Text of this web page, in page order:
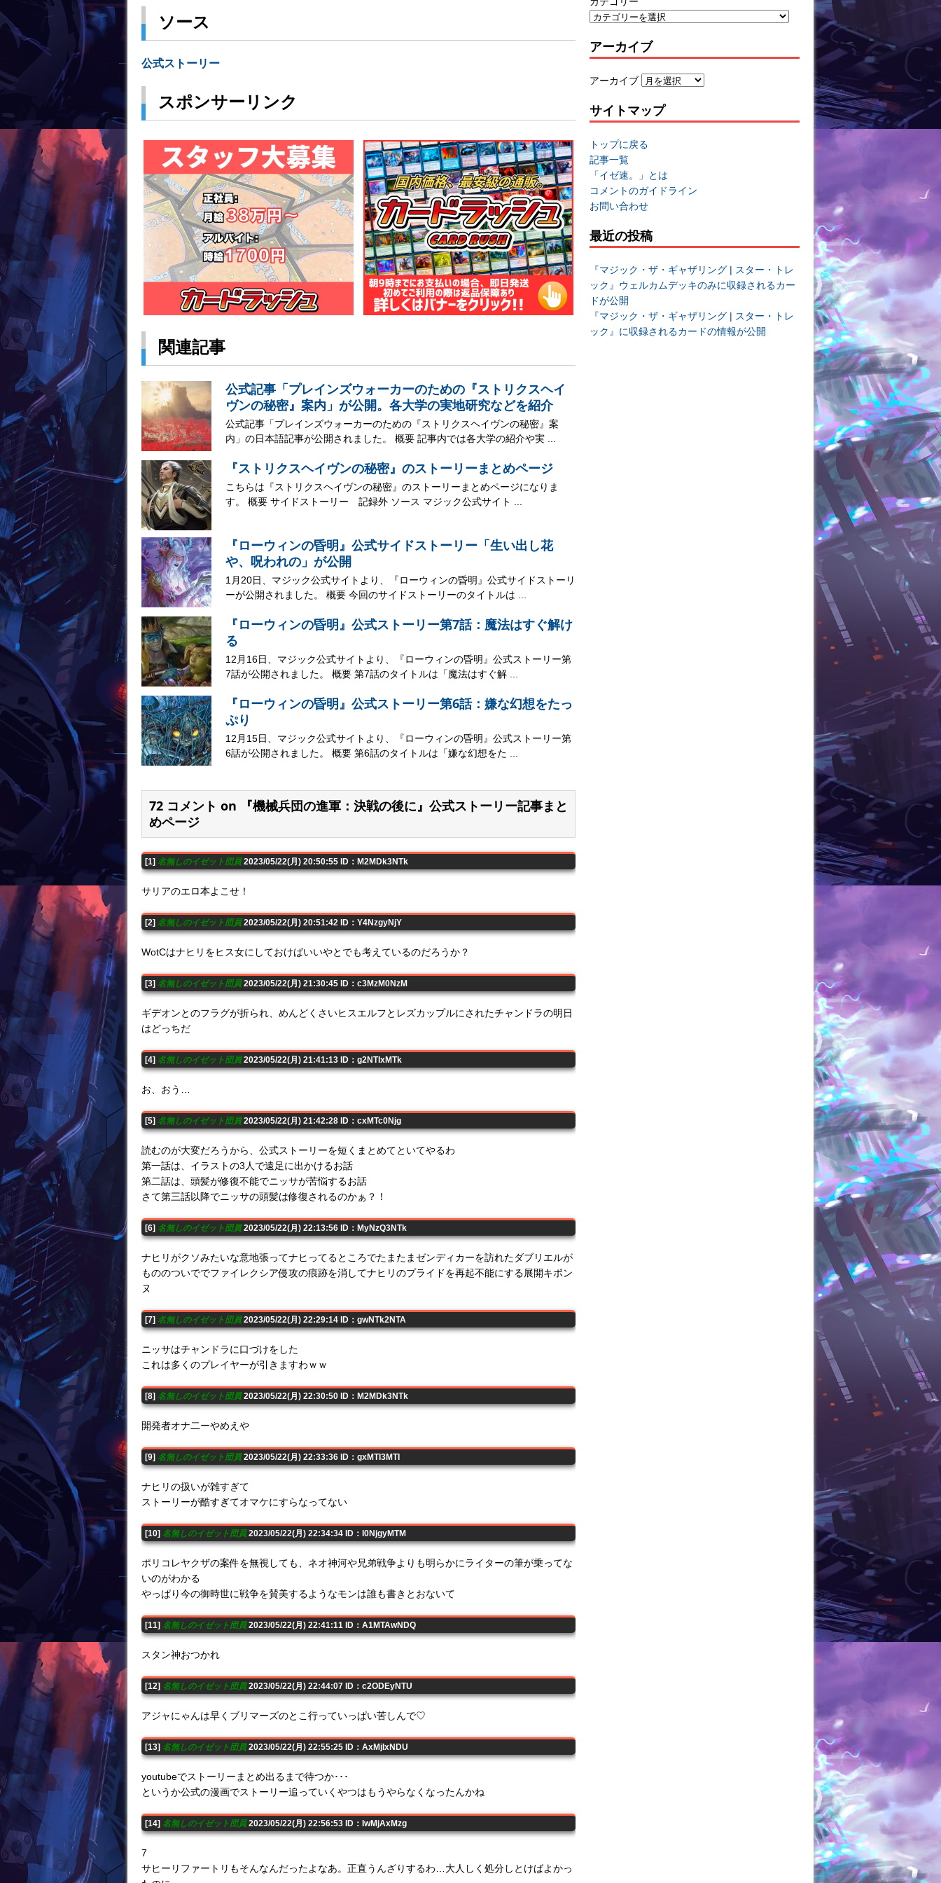
ソース
公式ストーリー
スポンサーリンク
関連記事
公式記事「プレインズウォーカーのための『ストリクスヘイ
ヴンの秘密』案内」が公開。各大学の実地研究などを紹介
公式記事「プレインズウォーカーのための『ストリクスヘイヴンの秘密』案
内」の日本語記事が公開されました。 概要 記事内では各大学の紹介や実 ...
『ストリクスヘイヴンの秘密』のストーリーまとめページ
こちらは『ストリクスヘイヴンの秘密』のストーリーまとめページになりま
す。 概要 サイドストーリー 記録外 ソース マジック公式サイト ...
『ローウィンの昏明』公式サイドストーリー「生い出し花
や、呪われの」が公開
1月20日、マジック公式サイトより、『ローウィンの昏明』公式サイドストーリ
ーが公開されました。 概要 今回のサイドストーリーのタイトルは ...
『ローウィンの昏明』公式ストーリー第7話：魔法はすぐ解け
る
12月16日、マジック公式サイトより、『ローウィンの昏明』公式ストーリー第
7話が公開されました。 概要 第7話のタイトルは「魔法はすぐ解 ...
『ローウィンの昏明』公式ストーリー第6話：嫌な幻想をたっ
ぷり
12月15日、マジック公式サイトより、『ローウィンの昏明』公式ストーリー第
6話が公開されました。 概要 第6話のタイトルは「嫌な幻想をた ...
72 コメント on 『機械兵団の進軍：決戦の後に』公式ストーリー記事まと
めページ
[1] 名無しのイゼット団員2023/05/22(月) 20:50:55 ID：M2MDk3NTk
サリアのエロ本よこせ！
[2] 名無しのイゼット団員2023/05/22(月) 20:51:42 ID：Y4NzgyNjY
WotCはナヒリをヒス女にしておけばいいやとでも考えているのだろうか？
[3] 名無しのイゼット団員2023/05/22(月) 21:30:45 ID：c3MzM0NzM
ギデオンとのフラグが折られ、めんどくさいヒスエルフとレズカップルにされたチャンドラの明日
はどっちだ
[4] 名無しのイゼット団員2023/05/22(月) 21:41:13 ID：g2NTIxMTk
お、おう…
[5] 名無しのイゼット団員2023/05/22(月) 21:42:28 ID：cxMTc0Njg
読むのが大変だろうから、公式ストーリーを短くまとめてといてやるわ
第一話は、イラストの3人で遠足に出かけるお話
第二話は、頭髪が修復不能でニッサが苦悩するお話
さて第三話以降でニッサの頭髪は修復されるのかぁ？！
[6] 名無しのイゼット団員2023/05/22(月) 22:13:56 ID：MyNzQ3NTk
ナヒリがクソみたいな意地張ってナヒってるところでたまたまゼンディカーを訪れたダブリエルが
もののついででファイレクシア侵攻の痕跡を消してナヒリのプライドを再起不能にする展開キボン
ヌ
[7] 名無しのイゼット団員2023/05/22(月) 22:29:14 ID：gwNTk2NTA
ニッサはチャンドラに口づけをした
これは多くのプレイヤーが引きますわｗｗ
[8] 名無しのイゼット団員2023/05/22(月) 22:30:50 ID：M2MDk3NTk
開発者オナ二ーやめえや
[9] 名無しのイゼット団員2023/05/22(月) 22:33:36 ID：gxMTI3MTI
ナヒリの扱いが雑すぎて
ストーリーが酷すぎてオマケにすらなってない
[10] 名無しのイゼット団員2023/05/22(月) 22:34:34 ID：I0NjgyMTM
ポリコレヤクザの案件を無視しても、ネオ神河や兄弟戦争よりも明らかにライターの筆が乗ってな
いのがわかる
やっぱり今の御時世に戦争を賛美するようなモンは誰も書きとおないて
[11] 名無しのイゼット団員2023/05/22(月) 22:41:11 ID：A1MTAwNDQ
スタン神おつかれ
[12] 名無しのイゼット団員2023/05/22(月) 22:44:07 ID：c2ODEyNTU
アジャにゃんは早くブリマーズのとこ行っていっぱい苦しんで♡
[13] 名無しのイゼット団員2023/05/22(月) 22:55:25 ID：AxMjIxNDU
youtubeでストーリーまとめ出るまで待つか･･･
というか公式の漫画でストーリー追っていくやつはもうやらなくなったんかね
[14] 名無しのイゼット団員2023/05/22(月) 22:56:53 ID：IwMjAxMzg
7
サヒーリファートリもそんなんだったよなあ。正直うんざりするわ…大人しく処分しとけばよかっ
アーカイブ
アーカイブ
サイトマップ
トップに戻る
記事一覧
「イゼ速。」とは
コメントのガイドライン
お問い合わせ
最近の投稿
『マジック・ザ・ギャザリング | スター・トレ
ック』ウェルカムデッキのみに収録されるカー
ドが公開
『マジック・ザ・ギャザリング | スター・トレ
ック』に収録されるカードの情報が公開